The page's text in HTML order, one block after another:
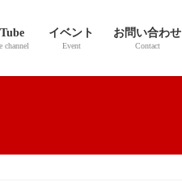
channel
イベント
Event
お問い合わせ
Contact